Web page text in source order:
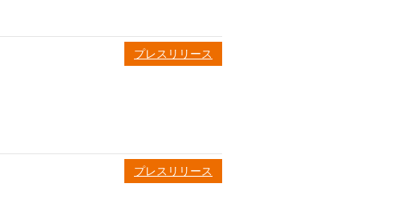
プレスリリース
プレスリリース